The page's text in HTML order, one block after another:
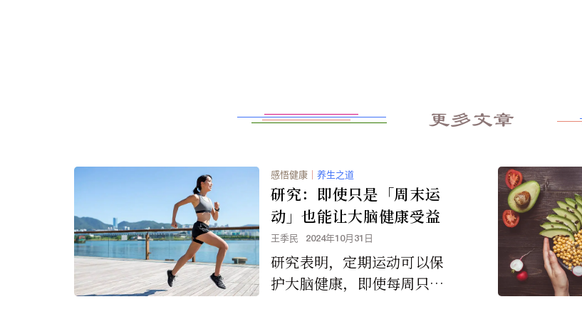
更多文章
感悟健康 ｜ 养生之道
研究：即使只是「周末运
动」也能让大脑健康受益
王季民 2024年10月31日
研究表明，定期运动可以保
护大脑健康，即使每周只有